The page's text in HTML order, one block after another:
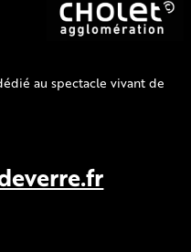
au spectacle vivant de